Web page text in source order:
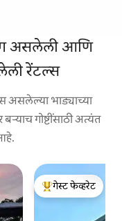
असलेली आणि
रेंटल्स
असलेल्या भाड्याच्या
गोष्टींसाठी अत्यंत
टॉप गेस्ट फेव्हरेट
गेस्ट फेव्हरेट